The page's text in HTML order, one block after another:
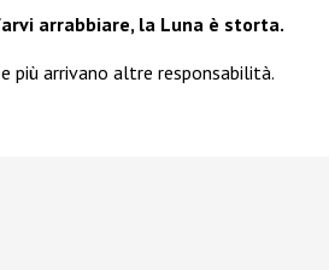
arrabbiare, la Luna è storta.
più arrivano altre responsabilità.